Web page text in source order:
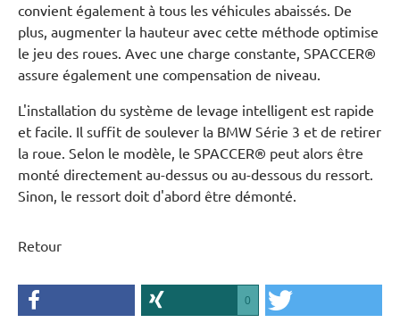
convient également à tous les véhicules abaissés. De
plus, augmenter la hauteur avec cette méthode optimise
le jeu des roues. Avec une charge constante, SPACCER®
assure également une compensation de niveau.
L'installation du système de levage intelligent est rapide
et facile. Il suffit de soulever la BMW Série 3 et de retirer
la roue. Selon le modèle, le SPACCER® peut alors être
monté directement au-dessus ou au-dessous du ressort.
Sinon, le ressort doit d'abord être démonté.
Retour
0